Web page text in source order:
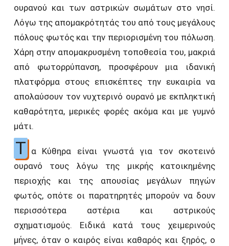
ουρανού και των αστρικών σωμάτων στο νησί.
Λόγω της απομακρότητάς του από τους μεγάλους
πόλους φωτός και την περιορισμένη του πόλωση.
Χάρη στην απομακρυσμένη τοποθεσία του, μακριά
από φωτορρύπανση, προσφέρουν μια ιδανική
πλατφόρμα στους επισκέπτες την ευκαιρία να
απολαύσουν τον νυχτερινό ουρανό με εκπληκτική
καθαρότητα, μερικές φορές ακόμα και με γυμνό
μάτι.
Τ α Κύθηρα είναι γνωστά για τον σκοτεινό
ουρανό τους λόγω της μικρής κατοικημένης
περιοχής και της απουσίας μεγάλων πηγών
φωτός, οπότε οι παρατηρητές μπορούν να δουν
περισσότερα αστέρια και αστρικούς
σχηματισμούς. Ειδικά κατά τους χειμερινούς
μήνες, όταν ο καιρός είναι καθαρός και ξηρός, ο